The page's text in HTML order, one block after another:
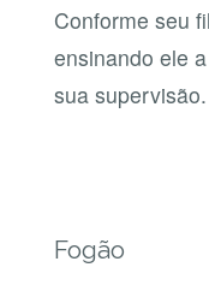
Conforme seu
ensinando ele
sua supervisão.
Fogão